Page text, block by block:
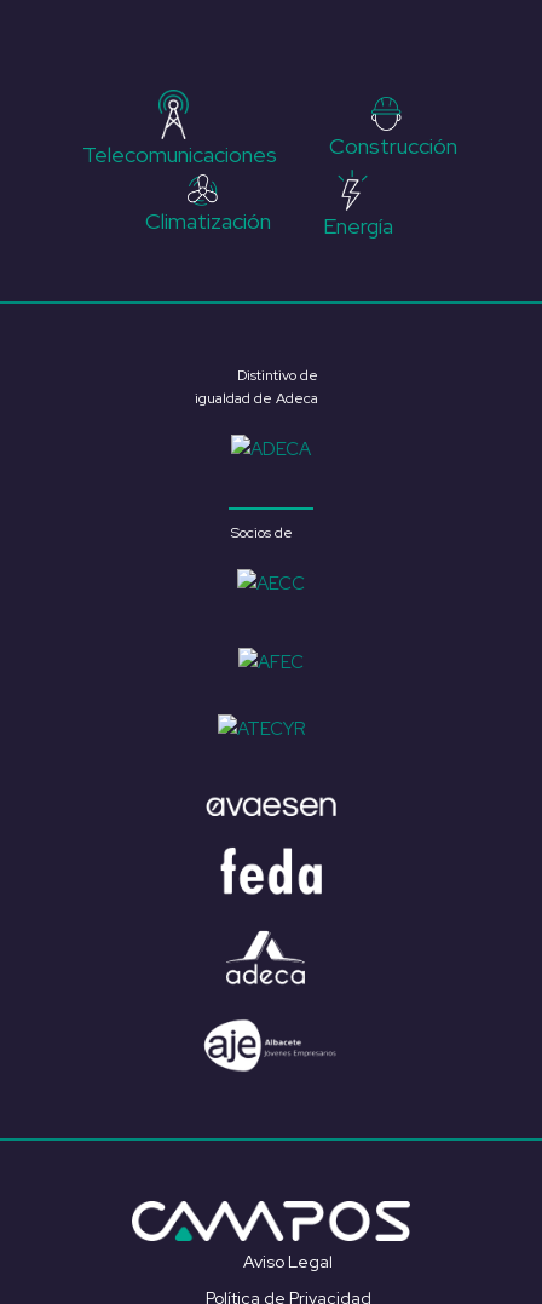
Telecomunicaciones Construcción
Climatización Energía
Distintivo de
igualdad de Adeca
Socios de
Aviso Legal
Política de Privacidad